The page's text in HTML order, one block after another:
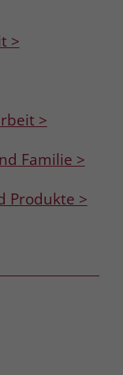
>
>
Familie >
Produkte >